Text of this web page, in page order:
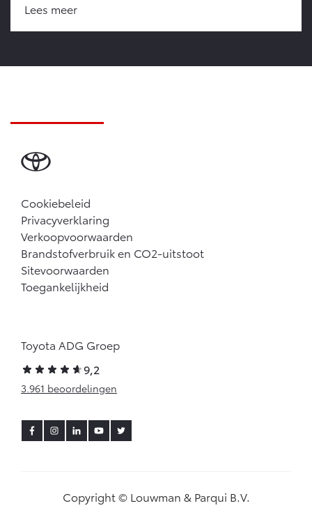
Lees meer
Cookiebeleid
Privacyverklaring
Verkoopvoorwaarden
Brandstofverbruik en CO2-uitstoot
Sitevoorwaarden
Toegankelijkheid
Toyota ADG Groep
9,2
3.961 beoordelingen
Copyright © Louwman & Parqui B.V.